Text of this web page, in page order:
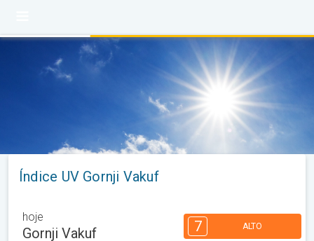
Índice UV Gornji Vakuf
hoje
Gornji Vakuf 7 ALTO